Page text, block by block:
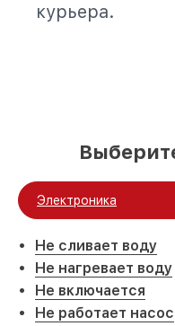
курьера.
Электроника
Не сливает воду
Не нагревает воду
Не включается
Не работает насос